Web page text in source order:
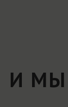
И МЫ